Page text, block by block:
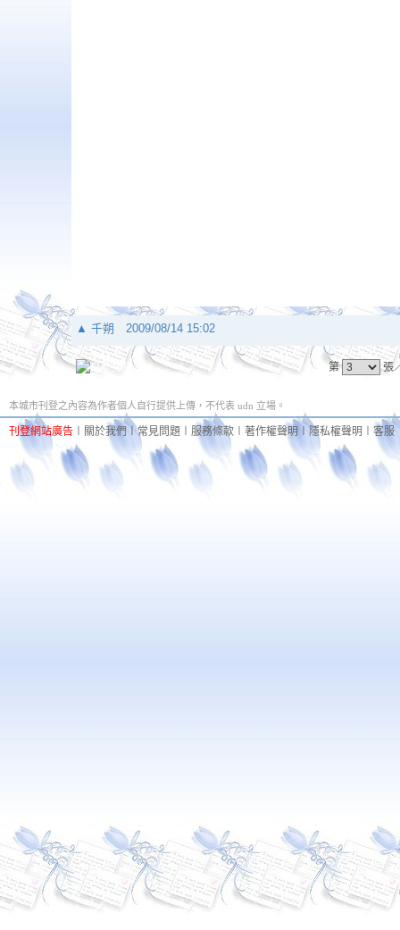
▲ 千朔 2009/08/14 15:02
第 張
本城市刊登之內容為作者個人自行提供上傳，不代表 udn 立場。
刊登網站廣告 關於我們 ︱常見問題 服務條款 著作權聲明 隱私權聲明 客服